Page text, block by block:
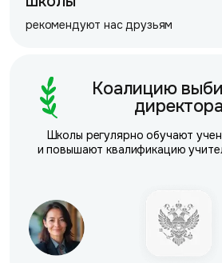
рекомендуют нас друзьям
Коалицию
директора
Школы регулярно обучают
и повышают квалификацию